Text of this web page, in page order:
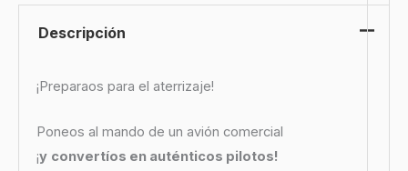
Descripción
¡Preparaos para el aterrizaje!
Poneos al mando de un avión comercial
¡y convertíos en auténticos pilotos!